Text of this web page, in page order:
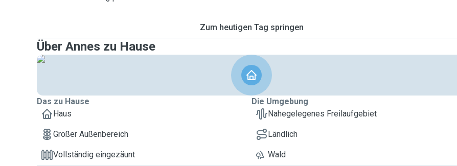
Zum heutigen Tag springen
Über Annes zu Hause
Das zu Hause
Haus
Großer Außenbereich
Vollständig eingezäunt
Die Umgebung
Nahegelegenes Freilaufgebiet
Ländlich
Wald